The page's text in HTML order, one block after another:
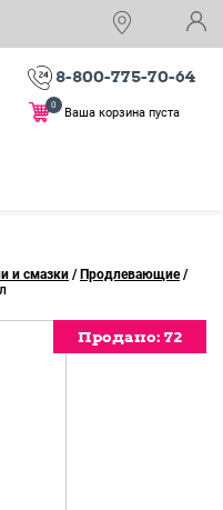
8-800-775-70-64
Ваша корзина пуста
0
и смазки / Продлевающие /
Продано: 72
Продано: 72
Продано: 72
Продано: 72
Продано: 72
Продано: 72
Продано: 72
Продано: 72